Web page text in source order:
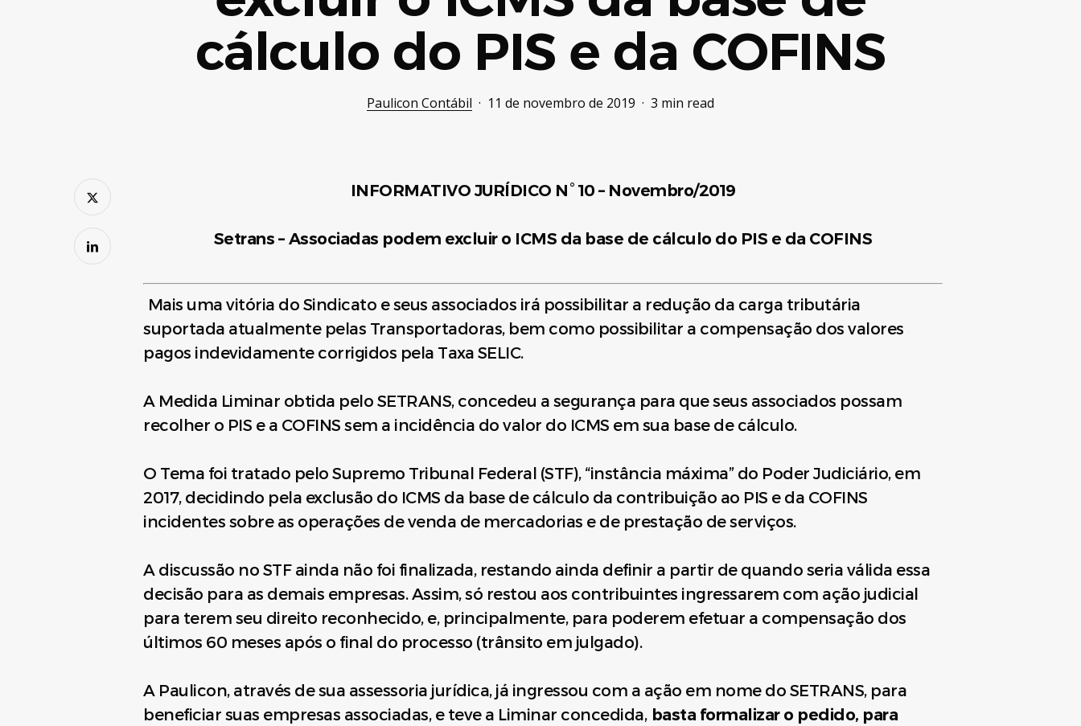
cálculo do PIS e da COFINS
Paulicon Contábil 11 de novembro de 2019 3 min read
INFORMATIVO JURÍDICO N° 10 – Novembro/2019
Setrans – Associadas podem excluir o ICMS da base de cálculo do PIS e da COFINS
Mais uma vitória do Sindicato e seus associados irá possibilitar a redução da carga tributária
suportada atualmente pelas Transportadoras, bem como possibilitar a compensação dos valores
pagos indevidamente corrigidos pela Taxa SELIC.
A Medida Liminar obtida pelo SETRANS, concedeu a segurança para que seus associados possam
recolher o PIS e a COFINS sem a incidência do valor do ICMS em sua base de cálculo.
O Tema foi tratado pelo Supremo Tribunal Federal (STF), “instância máxima” do Poder Judiciário, em
2017, decidindo pela exclusão do ICMS da base de cálculo da contribuição ao PIS e da COFINS
incidentes sobre as operações de venda de mercadorias e de prestação de serviços.
A discussão no STF ainda não foi finalizada, restando ainda definir a partir de quando seria válida essa
decisão para as demais empresas. Assim, só restou aos contribuintes ingressarem com ação judicial
para terem seu direito reconhecido, e, principalmente, para poderem efetuar a compensação dos
últimos 60 meses após o final do processo (trânsito em julgado).
A Paulicon, através de sua assessoria jurídica, já ingressou com a ação em nome do SETRANS, para
beneficiar suas empresas associadas, e teve a Liminar concedida, basta formalizar o pedido, para